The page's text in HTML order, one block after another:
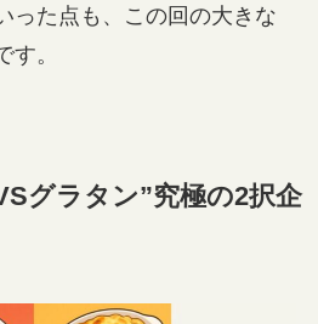
った点も、この回の大きな
す。
グラタン”究極の2択企